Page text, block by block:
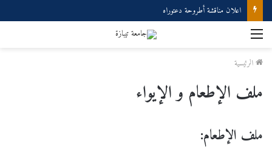
اعلان مناقشة أطروحة دعتوراه
القائمة
الرئيسية
ملف الإطعام و الإيواء
ملف الإطعام: